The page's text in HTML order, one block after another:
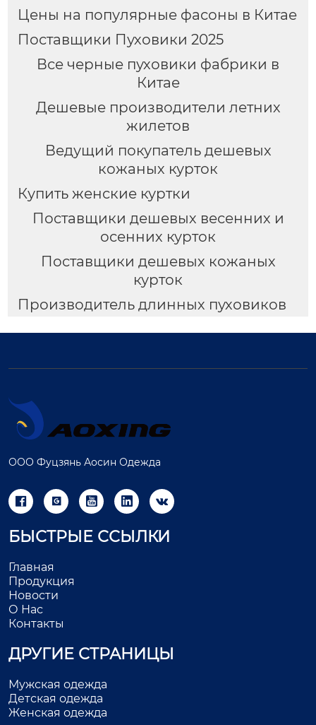
Цены на популярные фасоны в Китае
Поставщики Пуховики 2025
Все черные пуховики фабрики в
Китае
Дешевые производители летних
жилетов
Ведущий покупатель дешевых
кожаных курток
Купить женские куртки
Поставщики дешевых весенних и
осенних курток
Поставщики дешевых кожаных
курток
Производитель длинных пуховиков
ООО Фуцзянь Аосин Одежда
    
БЫСТРЫЕ ССЫЛКИ
Главная
Продукция
Новости
О Нас
Контакты
ДРУГИЕ СТРАНИЦЫ
Мужская одежда
Детская одежда
Женская одежда